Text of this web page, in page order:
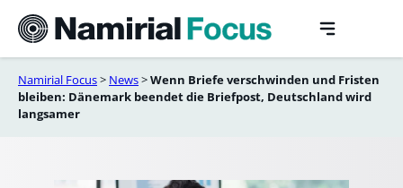
content
Namirial Focus> News>Wenn Briefe verschwinden und Fristen
bleiben: Dänemark beendet die Briefpost, Deutschland wird
langsamer